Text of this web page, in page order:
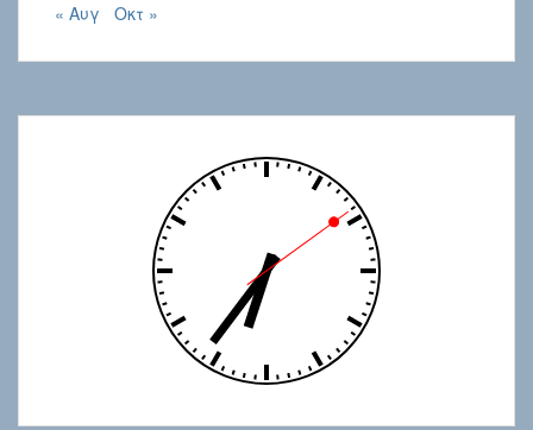
« Αυγ Οκτ »